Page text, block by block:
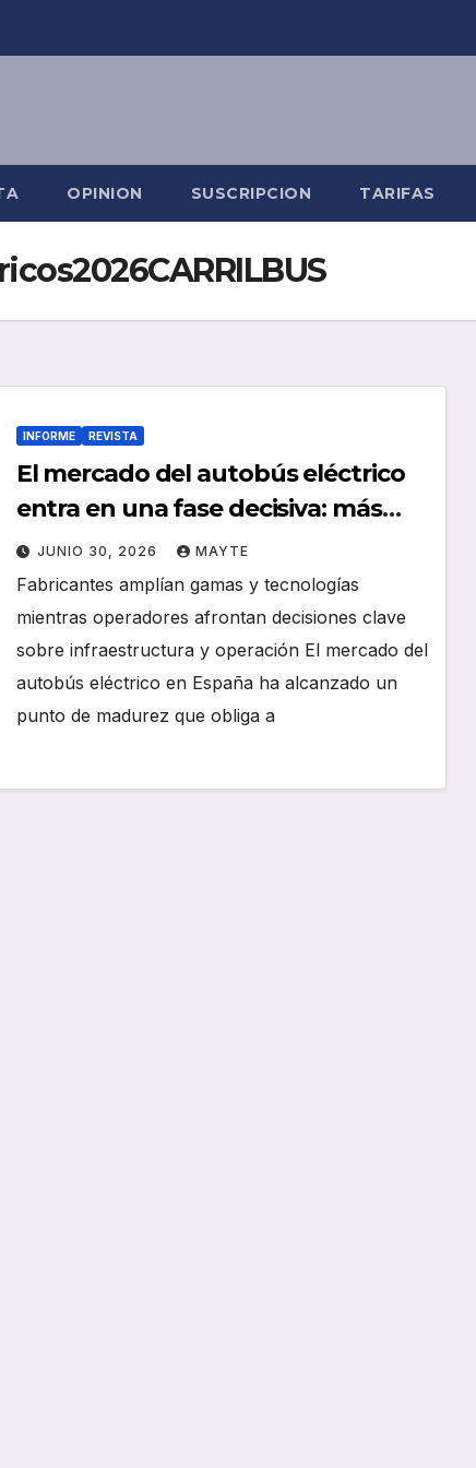
OPINION SUSCRIPCION TARIFAS
INFORME REVISTA
El mercado del autobús eléctrico
entra en una fase decisiva: más
oferta, mayor complejidad y retos
en la recarga
JUNIO 30, 2026 MAYTE
Fabricantes amplían gamas y tecnologías
mientras operadores afrontan decisiones clave
sobre infraestructura y operación El mercado del
autobús eléctrico en España ha alcanzado un
punto de madurez que obliga a